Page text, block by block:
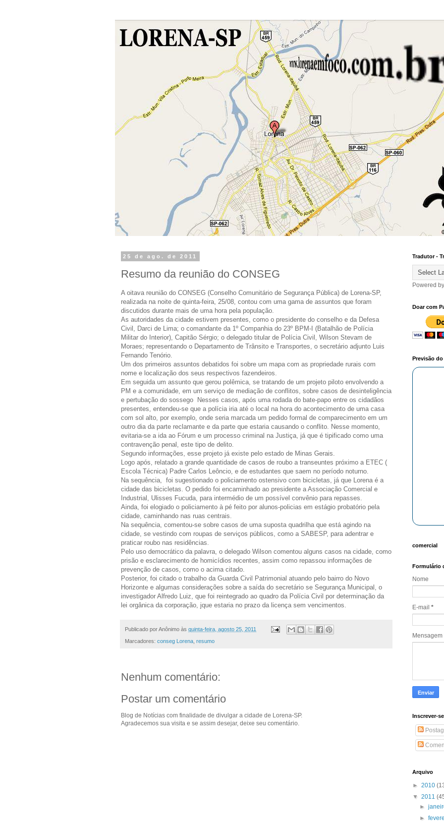
25 de ago. de 2011
Resumo da reunião do CONSEG
A oitava reunião do CONSEG (Conselho Comunitário de Segurança Pública) de Lorena-SP,
realizada na noite de quinta-feira, 25/08, contou com uma gama de assuntos que foram
discutidos durante mais de uma hora pela população.
As autoridades da cidade estivem presentes, como o presidente do conselho e da Defesa
Civil, Darci de Lima; o comandante da 1º Companhia do 23º BPM-I (Batalhão de Polícia
Militar do Interior), Capitão Sérgio; o delegado titular de Polícia Civil, Wilson Stevam de
Moraes; representando o Departamento de Trânsito e Transportes, o secretário adjunto Luis
Fernando Tenório.
Um dos primeiros assuntos debatidos foi sobre um mapa com as propriedade rurais com
nome e localização dos seus respectivos fazendeiros.
Em seguida um assunto que gerou polêmica, se tratando de um projeto piloto envolvendo a
PM e a comunidade, em um serviço de mediação de conflitos, sobre casos de desinteligência
e pertubação do sossego Nesses casos, após uma rodada do bate-papo entre os cidadãos
presentes, entendeu-se que a polícia iria até o local na hora do acontecimento de uma casa
com sol alto, por exemplo, onde seria marcada um pedido formal de comparecimento em um
outro dia da parte reclamante e da parte que estaria causando o conflito. Nesse momento,
evitaria-se a ida ao Fórum e um processo criminal na Justiça, já que é tipificado como uma
contravenção penal, este tipo de delito.
Segundo informações, esse projeto já existe pelo estado de Minas Gerais.
Logo após, relatado a grande quantidade de casos de roubo a transeuntes próximo a ETEC (
Escola Técnica) Padre Carlos Leôncio, e de estudantes que saem no período noturno.
Na sequência, foi sugestionado o policiamento ostensivo com bicicletas, já que Lorena é a
cidade das bicicletas. O pedido foi encaminhado ao presidente a Associação Comercial e
Industrial, Ulisses Fucuda, para intermédio de um possível convênio para repasses.
Ainda, foi elogiado o policiamento à pé feito por alunos-policias em estágio probatório pela
cidade, caminhando nas ruas centrais.
Na sequência, comentou-se sobre casos de uma suposta quadrilha que está agindo na
cidade, se vestindo com roupas de serviços públicos, como a SABESP, para adentrar e
praticar roubo nas residências.
Pelo uso democrático da palavra, o delegado Wilson comentou alguns casos na cidade, como
prisão e esclarecimento de homicídios recentes, assim como repassou informações de
prevenção de casos, como o acima citado.
Posterior, foi citado o trabalho da Guarda Civil Patrimonial atuando pelo bairro do Novo
Horizonte e algumas considerações sobre a saída do secretário se Segurança Municipal, o
investigador Alfredo Luiz, que foi reintegrado ao quadro da Polícia Civil por determinação da
lei orgânica da corporação, jque estaria no prazo da licença sem vencimentos.
Publicado porAnônimo às quinta-feira, agosto 25, 2011
Marcadores: conseg Lorena resumo
Nenhum comentário:
Postar um comentário
Blog de Notícias com finalidade de divulgar a cidade de Lorena-SP.
Agradecemos sua visita e se assim desejar, deixe seu comentário.
Tradutor -
Powered by
Doar com
Previsão do
comercial
Formulário
Nome
E-mail *
Mensagem
Inscrever-
Arquivo
► 2010
▼ 2011
►
►